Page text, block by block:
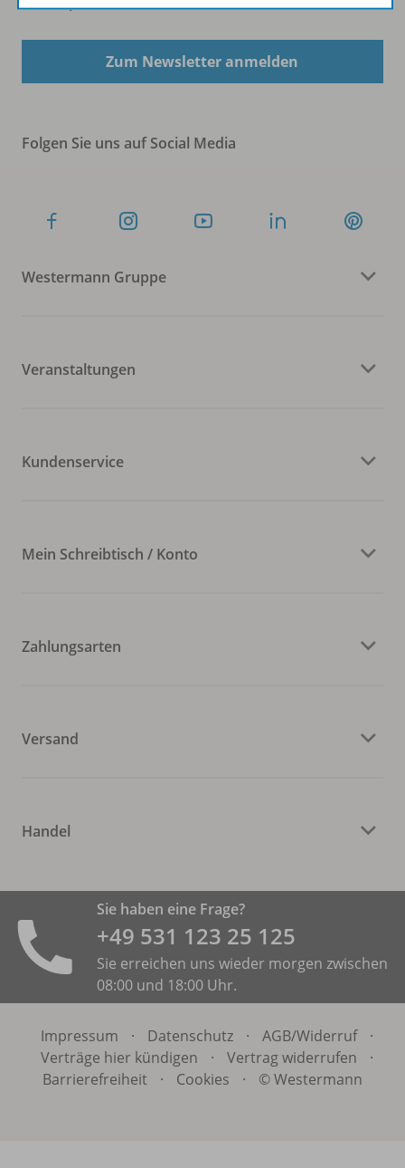
Zum Newsletter anmelden
Folgen Sie uns auf Social Media
Westermann Gruppe
Veranstaltungen
Kundenservice
Mein Schreibtisch / Konto
Zahlungsarten
Versand
Handel
Sie haben eine Frage?
+49 531 ­123 25 125
Sie erreichen uns wieder morgen zwischen
08:00 und 18:00 Uhr.
Impressum · Datenschutz · AGB/Widerruf
·
Verträge hier kündigen
· Vertrag widerrufen
·
Barrierefreiheit
· Cookies · © Westermann